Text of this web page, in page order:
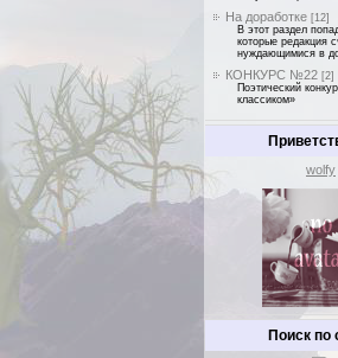
На доработке [12]
В этот раздел
которые редакция
нуждающимися в
КОНКУРС №22 [2]
Поэтический
классиком»
wolfy
Поиск по